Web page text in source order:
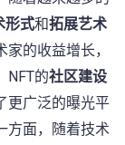
形式和拓展艺术
的收益增长，
NFT的社区建设
更广泛的曝光平
方面，随着技术